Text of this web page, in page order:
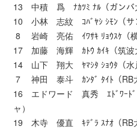
13 中積 爲 ﾅｶﾂﾐ ﾅﾙ（ガンバ
10 小林 志紋 ｺﾊﾞﾔｼ ｼﾓﾝ（サ
8 岩崎 亮佑 ｲﾜｻｷ ﾘｮｳｽｹ（横
17 加藤 海輝 ｶﾄｳ ｶｲｷ（筑波
14 山下 翔大 ﾔﾏｼﾀ ｼｮｳﾀ（水
7 神田 泰斗 ｶﾝﾀﾞ ﾀｲﾄ（RB大
16 エドワード 真秀 ｴﾄﾞﾜｰﾄﾞ
ャ）
19 木寺 優直 ｷﾃﾞﾗ ｽﾅｵ（RB大